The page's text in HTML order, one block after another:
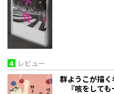
4 レビュー
群ようこが描く
『咳をしても